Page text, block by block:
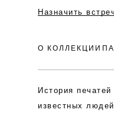
Назначить
О КОЛЛЕКЦИИ
История
известных